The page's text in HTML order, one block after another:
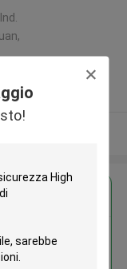
per
High Bay
Kit di sistema